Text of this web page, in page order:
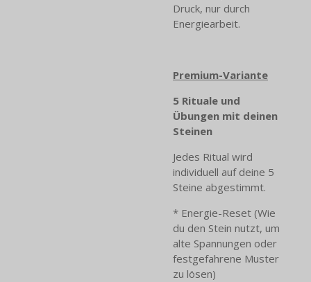
Druck, nur durch
Energiearbeit.
Premium-Variante
5 Rituale und
Übungen mit deinen
Steinen
Jedes Ritual wird
individuell auf deine 5
Steine abgestimmt.
* Energie-Reset (Wie
du den Stein nutzt, um
alte Spannungen oder
festgefahrene Muster
zu lösen)